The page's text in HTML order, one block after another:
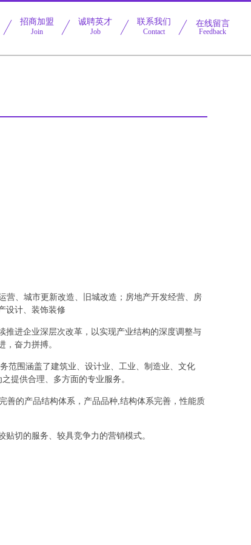
招商加盟
Join
诚聘英才
Job
联系我们
Contact
在线留言
Feedback
营、城市更新改造、旧城改造；房地产开发经营、房
设计、装饰装修
推进企业深层次改革，以实现产业结构的深度调整与
奋力拼搏。
范围涵盖了建筑业、设计业、工业、制造业、文化
提供合理、多方面的专业服务。
善的产品结构体系，产品品种,结构体系完善，性能质
切的服务、较具竞争力的营销模式。